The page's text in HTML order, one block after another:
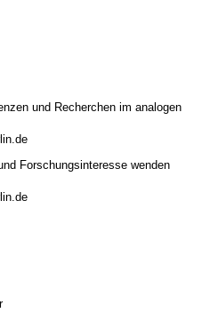
und Recherchen im analogen
Forschungsinteresse wenden